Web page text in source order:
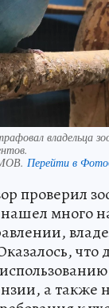
владельца
Перейти в
проверил
много
что
а также